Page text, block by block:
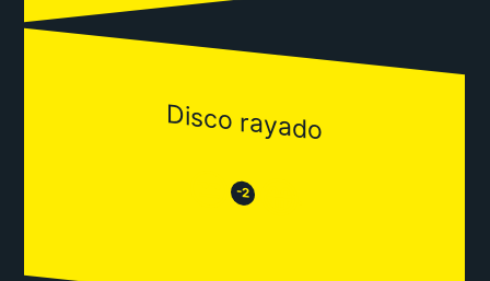
Disco rayado
😒 -2 😂